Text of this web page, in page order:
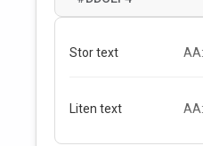
Stor text AA:
Liten text AA: